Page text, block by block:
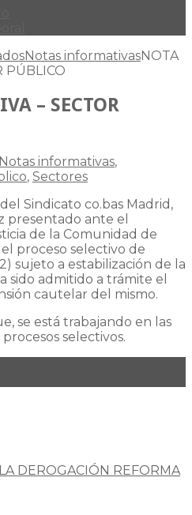
Notas informativasNOTA
PÚBLICO
– SECTOR
Notas informativas,
, Sectores
Sindicato co.bas Madrid,
presentado ante el
de la Comunidad de
proceso selectivo de
sujeto a estabilización de la
sido admitido a trámite el
cautelar del mismo.
se está trabajando en las
selectivos.
DEROGACIÓN REFORMA